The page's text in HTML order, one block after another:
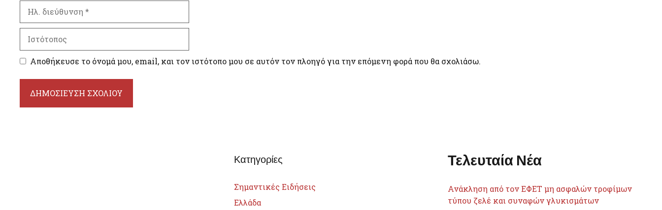
διεύθυνση
Αποθήκευσε το όνομά μου, email, και τον ιστότοπο μου σε αυτόν τον πλοηγό για την επόμενη φορά που θα σχολιάσω.
Κατηγορίες
Σημαντικές Ειδήσεις
Ελλάδα
Τελευταία Νέα
Ανάκληση από τον ΕΦΕΤ μη ασφαλών τροφίμων
τύπου ζελέ και συναφών γλυκισμάτων